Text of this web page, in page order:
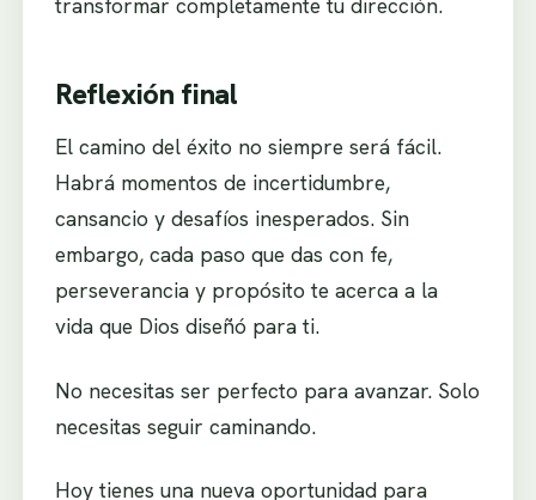
transformar completamente tu dirección.
Reflexión final
El camino del éxito no siempre será fácil.
Habrá momentos de incertidumbre,
cansancio y desafíos inesperados. Sin
embargo, cada paso que das con fe,
perseverancia y propósito te acerca a la
vida que Dios diseñó para ti.
No necesitas ser perfecto para avanzar. Solo
necesitas seguir caminando.
Hoy tienes una nueva oportunidad para